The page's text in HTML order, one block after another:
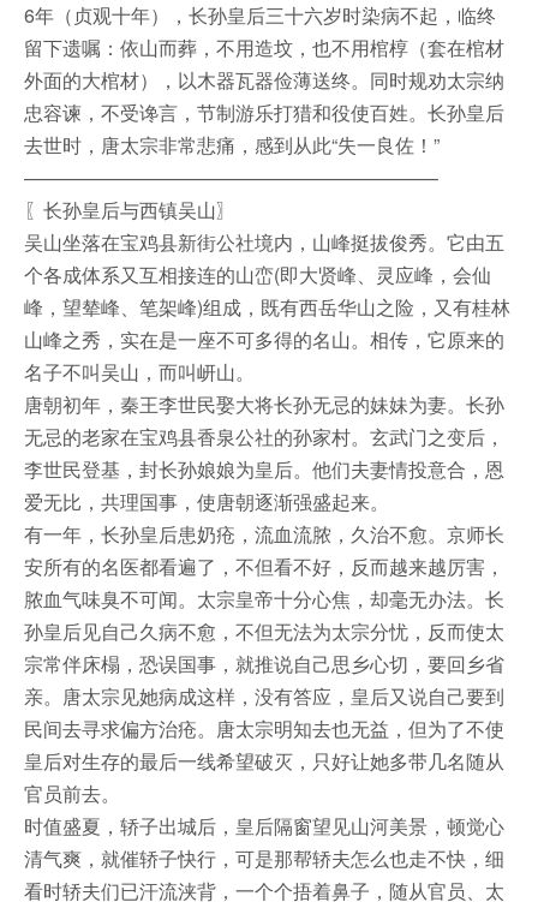
6年（贞观十年），长孙皇后三十六岁时染病不起，临终
留下遗嘱：依山而葬，不用造坟，也不用棺椁（套在棺材
外面的大棺材），以木器瓦器俭薄送终。同时规劝太宗纳
忠容谏，不受谗言，节制游乐打猎和役使百姓。长孙皇后
去世时，唐太宗非常悲痛，感到从此“失一良佐！”
—————————————————————–
〖长孙皇后与西镇吴山〗
吴山坐落在宝鸡县新街公社境内，山峰挺拔俊秀。它由五
个各成体系又互相接连的山峦(即大贤峰、灵应峰，会仙
峰，望辇峰、笔架峰)组成，既有西岳华山之险，又有桂林
山峰之秀，实在是一座不可多得的名山。相传，它原来的
名子不叫吴山，而叫岍山。
唐朝初年，秦王李世民娶大将长孙无忌的妹妹为妻。长孙
无忌的老家在宝鸡县香泉公社的孙家村。玄武门之变后，
李世民登基，封长孙娘娘为皇后。他们夫妻情投意合，恩
爱无比，共理国事，使唐朝逐渐强盛起来。
有一年，长孙皇后患奶疮，流血流脓，久治不愈。京师长
安所有的名医都看遍了，不但看不好，反而越来越厉害，
脓血气味臭不可闻。太宗皇帝十分心焦，却毫无办法。长
孙皇后见自己久病不愈，不但无法为太宗分忧，反而使太
宗常伴床榻，恐误国事，就推说自己思乡心切，要回乡省
亲。唐太宗见她病成这样，没有答应，皇后又说自己要到
民间去寻求偏方治疮。唐太宗明知去也无益，但为了不使
皇后对生存的最后一线希望破灭，只好让她多带几名随从
官员前去。
时值盛夏，轿子出城后，皇后隔窗望见山河美景，顿觉心
清气爽，就催轿子快行，可是那帮轿夫怎么也走不快，细
看时轿夫们已汗流浃背，一个个捂着鼻子，随从官员、太